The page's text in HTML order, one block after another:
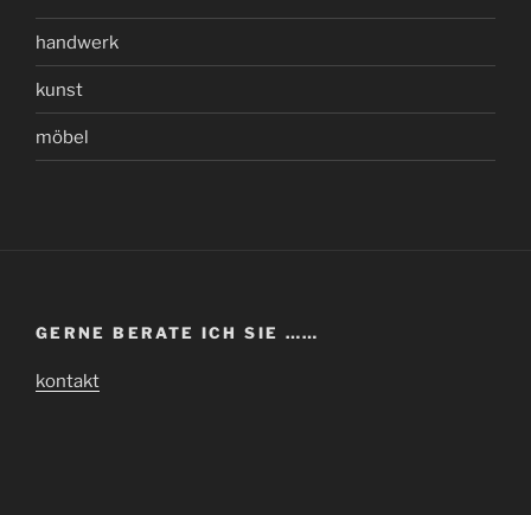
handwerk
kunst
möbel
GERNE BERATE ICH SIE ……
kontakt